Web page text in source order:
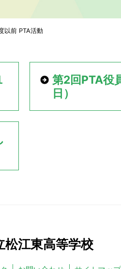
以前 PTA活動
第2回PTA役
日）
松江東高等学校